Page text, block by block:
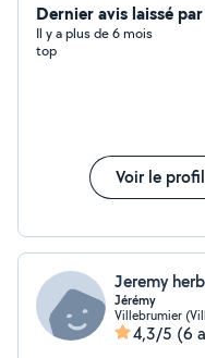
Dernier avis laissé
Il y a plus de 6 mois
top
Voir le profil
Jeremy
Jérémy
Villebrumier
4,3/5 (6